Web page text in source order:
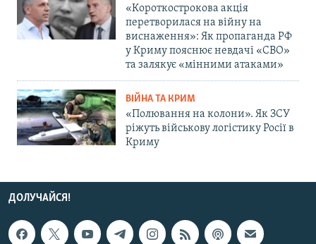
«Короткострокова акція
перетворилася на війну на
виснаження»: Як пропаганда РФ
у Криму пояснює невдачі «СВО»
та залякує «мінними атаками»
ВІЙНА ТА КРИМ
«Полювання на колони». Як ЗСУ
ріжуть військову логістику Росії в
Криму
ДОЛУЧАЙСЯ!